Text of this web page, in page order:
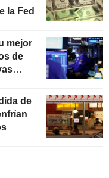
la Fed
mejor
de
de